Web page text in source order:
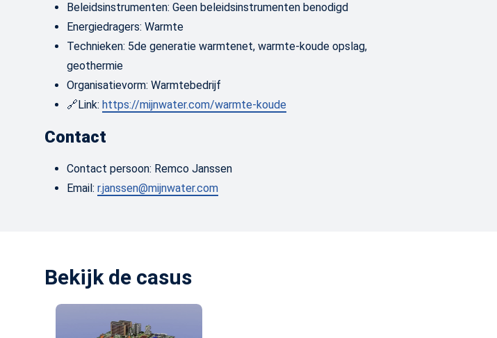
Beleidsinstrumenten: Geen beleidsinstrumenten benodigd
Energiedragers: Warmte
Technieken: 5de generatie warmtenet, warmte-koude opslag,
geothermie
Organisatievorm: Warmtebedrijf
🔗Link: https://mijnwater.com/warmte-koude
Contact
Contact persoon: Remco Janssen
Email: r.janssen@mijnwater.com
Bekijk de casus